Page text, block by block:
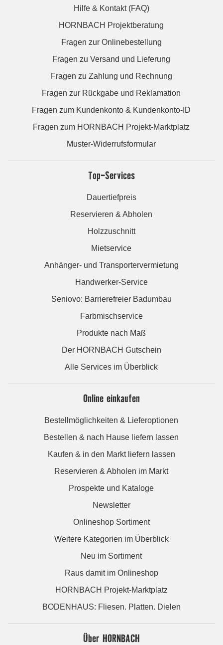
Hilfe & Kontakt (FAQ)
HORNBACH Projektberatung
Fragen zur Onlinebestellung
Fragen zu Versand und Lieferung
Fragen zu Zahlung und Rechnung
Fragen zur Rückgabe und Reklamation
Fragen zum Kundenkonto & Kundenkonto-ID
Fragen zum HORNBACH Projekt-Marktplatz
Muster-Widerrufsformular
Top-Services
Dauertiefpreis
Reservieren & Abholen
Holzzuschnitt
Mietservice
Anhänger- und Transportervermietung
Handwerker-Service
Seniovo: Barrierefreier Badumbau
Farbmischservice
Produkte nach Maß
Der HORNBACH Gutschein
Alle Services im Überblick
Online einkaufen
Bestellmöglichkeiten & Lieferoptionen
Bestellen & nach Hause liefern lassen
Kaufen & in den Markt liefern lassen
Reservieren & Abholen im Markt
Prospekte und Kataloge
Newsletter
Onlineshop Sortiment
Weitere Kategorien im Überblick
Neu im Sortiment
Raus damit im Onlineshop
HORNBACH Projekt-Marktplatz
BODENHAUS: Fliesen. Platten. Dielen
Über HORNBACH